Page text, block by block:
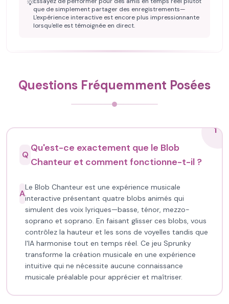
💡
que de simplement partager des enregistrements—
L'expérience interactive est encore plus impressionnante
lorsqu'elle est témoignée en direct.
Questions Fréquemment Posées
1
Q
Qu'est-ce exactement que le Blob
Chanteur et comment fonctionne-t-il ?
A
Le Blob Chanteur est une expérience musicale
interactive présentant quatre blobs animés qui
simulent des voix lyriques—basse, ténor, mezzo-
soprano et soprano. En faisant glisser ces blobs, vous
contrôlez la hauteur et les sons de voyelles tandis que
l'IA harmonise tout en temps réel. Ce jeu Sprunky
transforme la création musicale en une expérience
intuitive qui ne nécessite aucune connaissance
musicale préalable pour apprécier et maîtriser.